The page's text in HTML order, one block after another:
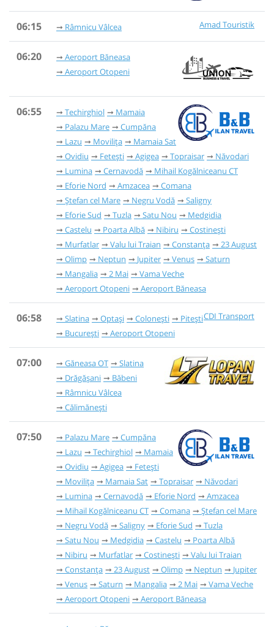
06:15 Amad Touristik
Râmnicu Vâlcea
06:20
Aeroport Băneasa
Aeroport Otopeni
06:55 Techirghiol
Mamaia
Palazu Mare
Cumpăna
Lazu
Movilița
Mamaia Sat
Ovidiu
Fetești Agigea Topraisar
Năvodari
Lumina
Cernavodă
Mihail Kogălniceanu CT
Eforie Nord
Amzacea
Comana
Ștefan cel Mare
Negru Vodă
Saligny
Eforie Sud
Tuzla Satu Nou
Medgidia
Castelu
Poarta Albă Nibiru
Costinești
Murfatlar
Valu lui Traian Constanța
23 August
Olimp
Neptun Jupiter Venus
Saturn
Mangalia
2 Mai
Vama Veche
Aeroport Otopeni
Aeroport Băneasa
06:58 CDI Transport
Slatina Optași Colonești
Pitești
București
Aeroport Otopeni
07:00 Găneasa OT
Slatina
Drăgășani
Băbeni
Râmnicu Vâlcea
Călimănești
07:50 Palazu Mare
Cumpăna
Lazu
Techirghiol
Mamaia
Ovidiu
Agigea
Fetești
Movilița
Mamaia Sat Topraisar
Năvodari
Lumina
Cernavodă Eforie Nord
Amzacea
Mihail Kogălniceanu CT
Comana
Ștefan cel Mare
Negru Vodă
Saligny Eforie Sud
Tuzla
Satu Nou
Medgidia Castelu
Poarta Albă
Nibiru
Murfatlar Costinești
Valu lui Traian
Constanța
23 August Olimp Neptun
Jupiter
Venus
Saturn Mangalia 2 Mai
Vama Veche
Aeroport Otopeni
Aeroport Băneasa